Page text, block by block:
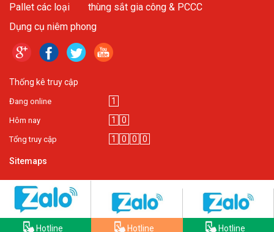
Pallet các loại
thùng sắt gia công & PCCC
Dụng cụ niêm phong
Thống kê truy cập
Đang online 1
Hôm nay 1 0
Tổng truy cập 1 0 0 0
Sitemaps
Hotline Hotline Hotline